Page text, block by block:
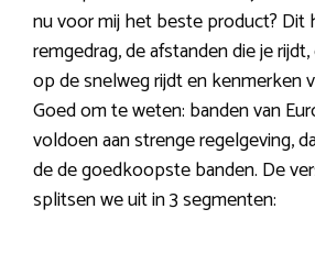
nu voor mij het beste product? Dit
remgedrag, de afstanden die je
op de snelweg rijdt en kenmerken
Goed om te weten: banden van
voldoen aan strenge regelgeving,
de de goedkoopste banden. De
splitsen we uit in 3 segmenten: